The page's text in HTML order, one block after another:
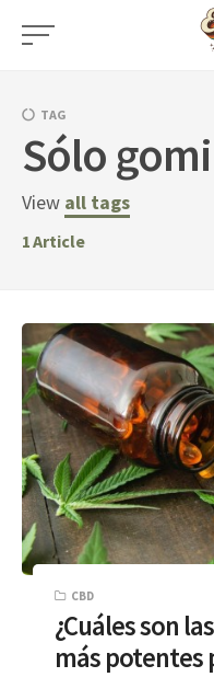
Skip
TAG
Sólo
View all tags
1Article
CBD
¿Cuáles son
más potentes